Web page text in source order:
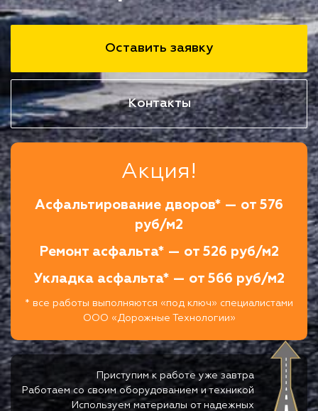
Оставить заявку
Контакты
Акция!
Асфальтирование дворов* — от 576
руб/м2
Ремонт асфальта* — от 526 руб/м2
Укладка асфальта* — от 566 руб/м2
* все работы выполняются «под ключ» специалистами
ООО «Дорожные Технологии»
Приступим к работе уже завтра
Работаем со своим оборудованием и техникой
Используем материалы от надежных